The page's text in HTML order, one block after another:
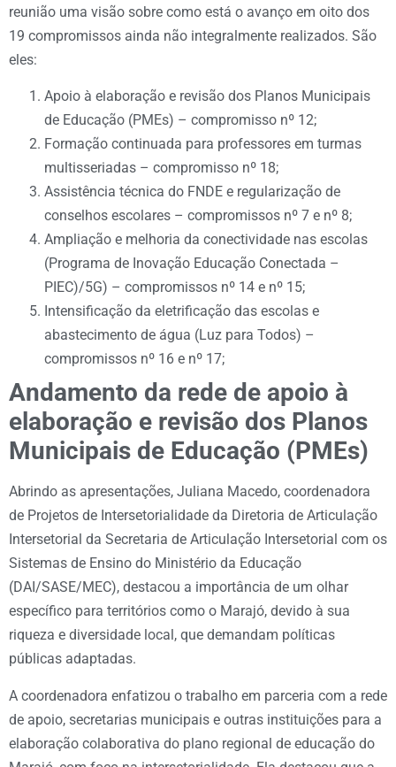
reunião uma visão sobre como está o avanço em oito dos
19 compromissos ainda não integralmente realizados. São
eles:
Apoio à elaboração e revisão dos Planos Municipais
de Educação (PMEs) – compromisso nº 12;
Formação continuada para professores em turmas
multisseriadas – compromisso nº 18;
Assistência técnica do FNDE e regularização de
conselhos escolares – compromissos nº 7 e nº 8;
Ampliação e melhoria da conectividade nas escolas
(Programa de Inovação Educação Conectada –
PIEC)/5G) – compromissos nº 14 e nº 15;
Intensificação da eletrificação das escolas e
abastecimento de água (Luz para Todos) –
compromissos nº 16 e nº 17;
Andamento da rede de apoio à
elaboração e revisão dos Planos
Municipais de Educação (PMEs)
Abrindo as apresentações, Juliana Macedo, coordenadora
de Projetos de Intersetorialidade da Diretoria de Articulação
Intersetorial da Secretaria de Articulação Intersetorial com os
Sistemas de Ensino do Ministério da Educação
(DAI/SASE/MEC), destacou a importância de um olhar
específico para territórios como o Marajó, devido à sua
riqueza e diversidade local, que demandam políticas
públicas adaptadas.
A coordenadora enfatizou o trabalho em parceria com a rede
de apoio, secretarias municipais e outras instituições para a
elaboração colaborativa do plano regional de educação do